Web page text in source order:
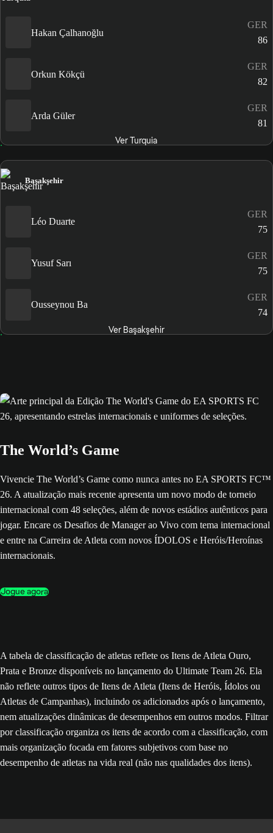
Hakan Çalhanoğlu
GER
86
Orkun Kökçü
GER
82
Arda Güler
GER
81
Ver Turquia
Başakşehir
Léo Duarte
GER
75
Yusuf Sarı
GER
75
Ousseynou Ba
GER
74
Ver Başakşehir
The World’s Game
Vivencie The World’s Game como nunca antes no EA SPORTS FC™
26. A atualização mais recente apresenta um novo modo de torneio
internacional com 48 seleções, além de novos estádios autênticos para
jogar. Encare os Desafios de Manager ao Vivo com tema internacional
e entre na Carreira de Atleta com novos ÍDOLOS e Heróis/Heroínas
internacionais.
Jogue agora
A tabela de classificação de atletas reflete os Itens de Atleta Ouro,
Prata e Bronze disponíveis no lançamento do Ultimate Team 26. Ela
não reflete outros tipos de Itens de Atleta (Itens de Heróis, Ídolos ou
Atletas de Campanhas), incluindo os adicionados após o lançamento,
nem atualizações dinâmicas de desempenhos em outros modos. Filtrar
por classificação organiza os itens de acordo com a classificação, com
mais organização focada em fatores subjetivos com base no
desempenho de atletas na vida real (não nas qualidades dos itens).